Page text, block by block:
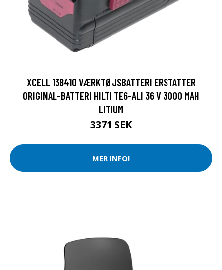
XCELL 138410 VÆRKTØJSBATTERI ERSTATTER
ORIGINAL-BATTERI HILTI TE6-ALI 36 V 3000 MAH
LITIUM
3371 SEK
MER INFO!